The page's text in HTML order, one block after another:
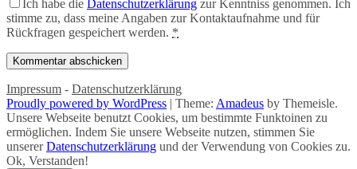
Ich habe die Datenschutzerklärung zur Kenntniss genommen. Ich
stimme zu, dass meine Angaben zur Kontaktaufnahme und für
Rückfragen gespeichert werden. *
Impressum - Datenschutzerklärung
Proudly powered by WordPress | Theme: Amadeus by Themeisle.
Unsere Webseite benutzt Cookies, um bestimmte Funktoinen zu
ermöglichen. Indem Sie unsere Webseite nutzen, stimmen Sie
unsererDatenschutzerklärung und der Verwendung von Cookies zu.
Ok, Verstanden!